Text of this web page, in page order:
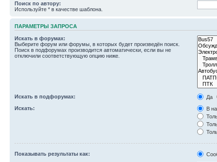
Поиск по автору:
Используйте * в качестве шаблона.
ПАРАМЕТРЫ ЗАПРОСА
Искать в форумах:
Выберите форум или форумы, в которых будет произведён поиск.
Поиск в подфорумах производится автоматически, если вы не
отключили соответствующую опцию ниже.
Искать в подфорумах:
Да
Искать:
В
Показывать результаты как: